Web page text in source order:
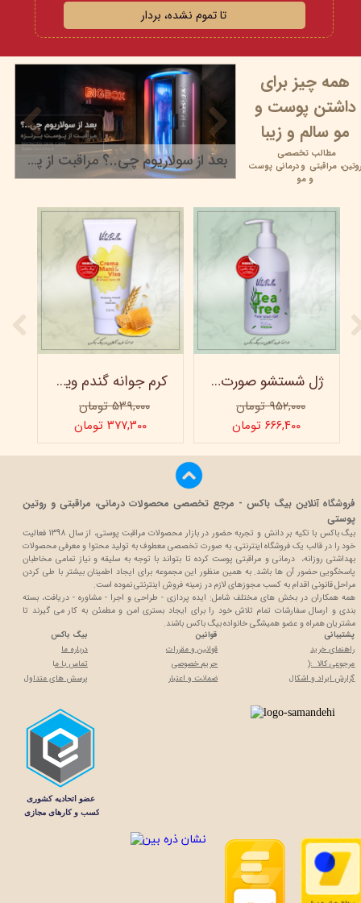
تا تموم نشده، بردار
بعد از سولاریوم چی..؟ مراقبت از پوست برنزه
همه چیز برای
داشتن پوست و
مو سالم و زیبا
مطالب تخصصی
روتین،مراقبتی ودرمانی پوست
و مو
کرم جوانه گندم ویتابلا - تیوپی 60 میلی‌ لیتر
۵۳۹,۰۰۰ تومان
۳۷۷,۳۰۰ تومان
ژل شستشو صورت ویتابلا - 300 میلی لیتر
۹۵۲,۰۰۰ تومان
۶۶۶,۴۰۰ تومان
پشتیبانی
راهنمای خرید
مرجوعی کالا :(
گزارش ایراد و اشکال
قوانین
قوانین و مقررات
حریم خصوصی
ضمانت و اعتبار
بیگ باکس
درباره ما
تماس با ما
پرسش های متداول
فروشگاه آنلاین بیگ باکس - مرجع تخصصی محصولات درمانی، مراقبتی و روتین
پوستی
بیگ باکس با تکیه بر دانش و تجربه حضور در بازار محصولات مراقبت پوستی، از سال 1398 فعالیت
خود را در قالب یک فروشگاه اینترنتی، به صورت تخصصی معطوف به تولید محتوا و معرفی محصولات
بهداشتی روزانه، درمانی و مراقبتی پوست کرده تا بتواند با توجه به سلیقه و نیاز تمامی مخاطبان
پاسخگویی حضور آن ها باشد. به همین منظور این مجموعه برای ایجاد اطمینان بیشتر با طی کردن
مراحل قانونی اقدام به کسب مجوزهای لازم در زمینه فروش اینترنتی نموده است.
همه همکاران در بخش های مختلف شامل: ایده پردازی - طراحی و اجرا - مشاوره - دریافت، بسته
بندی و ارسال سفارشات تمام تلاش خود را برای ایجاد بستری امن و مطمئن به کار می گیرند تا
مشتریان همراه و عضو همیشگی خانواده بیگ باکس باشند.